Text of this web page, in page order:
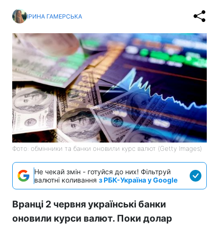
ІРИНА ГАМЕРСЬКА
Фото: обмінники та банки оновили курс валют (Getty Images)
Не чекай змін - готуйся до них! Фільтруй
валютні коливання з РБК-Україна у Google
Вранці 2 червня українські банки
оновили курси валют. Поки долар